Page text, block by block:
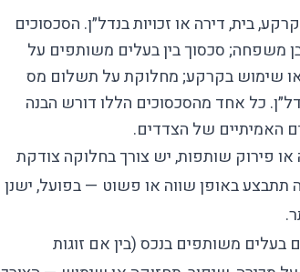
בית, דירה או זכויות בנדל״ן. הסכסוכים
משפחה; סכסוך בין בעלים משותפים על
או שימוש בקרקע; מחלוקת על תשלום מס
כל אחד מהסכסוכים הללו דורש הבנה
האמיתיים של הצדדים.
או פירוק שותפות, יש צורך בחלוקה צודקת
תתבצע באופן שווה או פשוט — בפועל, ישנן
משותפים בנכס (בין אם זוגות